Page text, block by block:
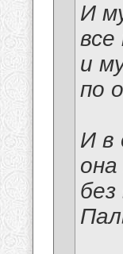
И
все
и
по
И в
она
без